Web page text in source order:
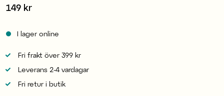
Pris :149 kr
149 kr
I lager online
Fri frakt över 399 kr
Leverans 2-4 vardagar
Fri retur i butik